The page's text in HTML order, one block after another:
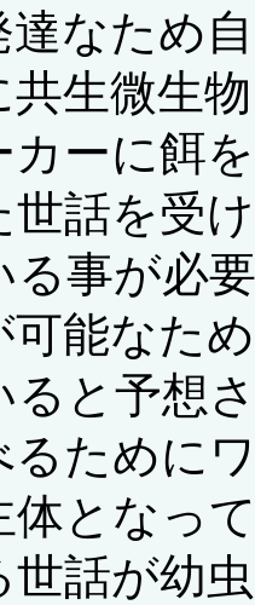
達なため
共生微生
カーに餌
世話を受
る事が必
可能なた
ると予想
るために
体となっ
世話が幼